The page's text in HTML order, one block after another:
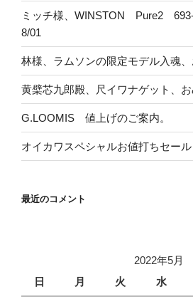
ミッチ様、WINSTON Pure2 693-
8/01
林様、ラムソンの限定モデル入魂、
黄檗芯九郎殿、尺イワナゲット、
G.LOOMIS 値上げのご案内。
オイカワスペシャルお値打ちセール
最近のコメント
2022年5月
日
月 火 水